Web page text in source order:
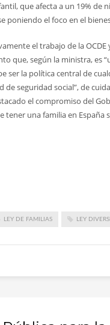
que afecta a un 19% de
poniendo el foco en el
el trabajo de la
que, según la ministra,
ser la política central de
de seguridad social”, de
el compromiso del
tener una familia en
LEY DE FAMILIAS LEY